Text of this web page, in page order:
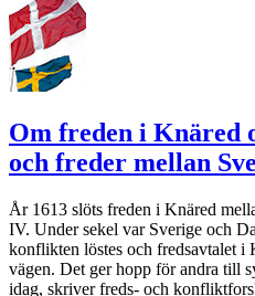
Om freden i Knäred
och freder mellan
År 1613 slöts freden i Knäred
IV. Under sekel var Sverige och
konflikten löstes och fredsavtalet i
vägen. Det ger hopp för andra till
idag, skriver freds- och